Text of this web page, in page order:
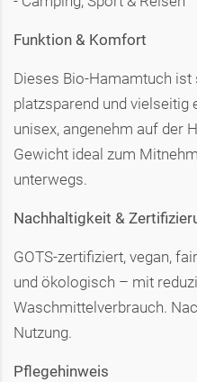
Funktion & Komfort
Dieses Bio-Hamamtuch ist
platzsparend und vielseitig
unisex, angenehm auf der
Gewicht ideal zum
unterwegs.
Nachhaltigkeit &
GOTS-zertifiziert, vegan,
und ökologisch – mit
Waschmittelverbrauch.
Nutzung.
Pflegehinweis